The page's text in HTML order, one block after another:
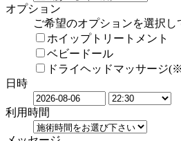
オプション
ご希望のオプションを選択し
ホイップトリートメント
ベビードール
ドライヘッドマッサージ
日時
利用時間